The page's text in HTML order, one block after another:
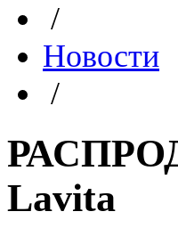
/
Новости
/
Lavita